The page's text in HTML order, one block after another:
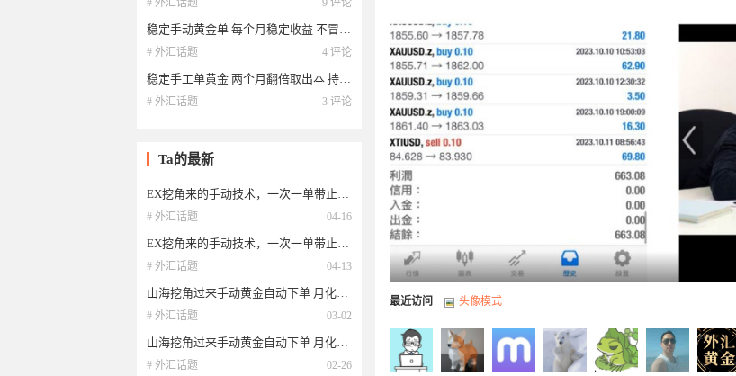
最近访问 头像模式
# 外汇话题 9 评论
稳定手动黄金单 每个月稳定收益 不冒险不扛单 强制止损好睡觉
# 外汇话题 4 评论
稳定手工单黄金 两个月翻倍取出本 持续盈利赚点钱好过年
# 外汇话题 3 评论
Ta的最新
EX挖角来的手动技术，一次一单带止损止盈 ，顺势交易 3个月实盘
# 外汇话题 04-16
EX挖角来的手动技术，一次一单带止损止盈 ，顺势交易 3个月实盘
# 外汇话题 04-13
山海挖角过来手动黄金自动下单 月化40-70%欢迎询问跟单03/02
# 外汇话题 03-02
山海挖角过来手动黄金自动下单 月化40-70%欢迎询问跟单
# 外汇话题 02-26